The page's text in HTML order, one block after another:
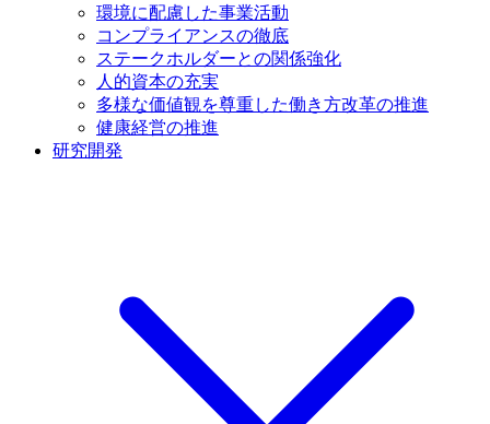
環境に配慮した事業活動
コンプライアンスの徹底
ステークホルダーとの関係強化
人的資本の充実
多様な価値観を尊重した働き方改革の推進
健康経営の推進
研究開発